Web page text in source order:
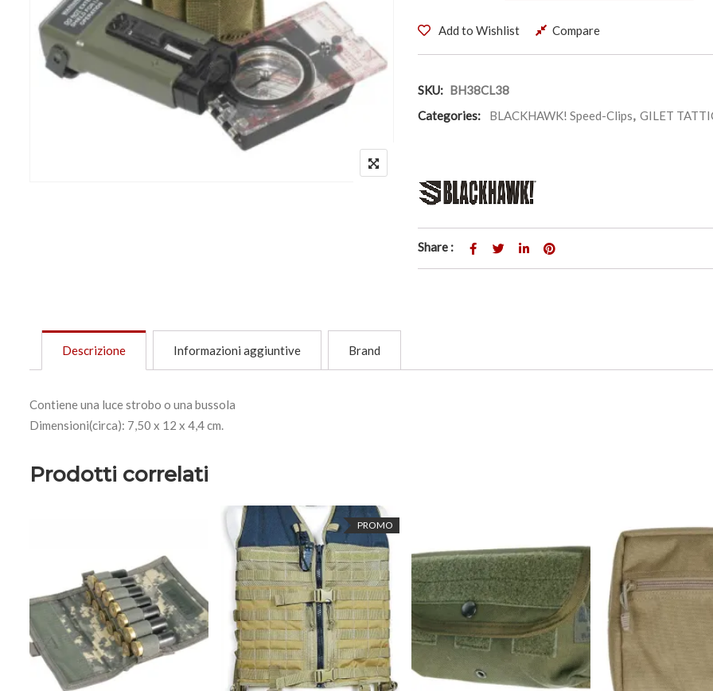
Add to Wishlist Compare
SKU: BH38CL38
Categories:
BLACKHAWK! Speed-Clips, GILET
Share :
Descrizione Informazioni aggiuntive Brand
Contiene una luce strobo o una bussola
Dimensioni(circa): 7,50 x 12 x 4,4 cm.
Prodotti correlati
PROMO